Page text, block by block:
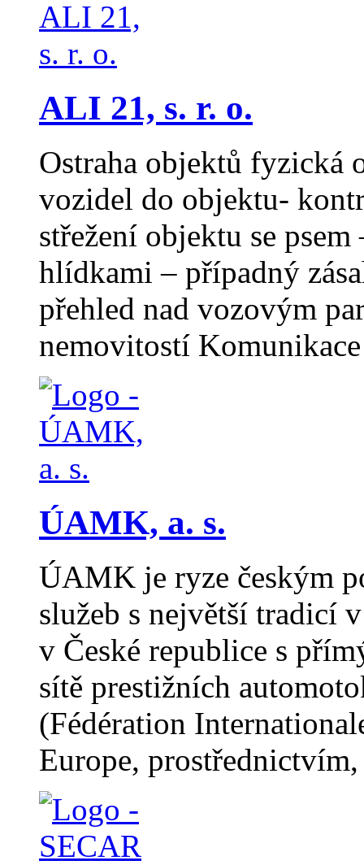
ALI 21, s. r. o.
Ostraha objektů fyzická
vozidel do objektu-
střežení objektu se
hlídkami – případný
přehled nad vozovým
nemovitostí
ÚAMK, a. s.
ÚAMK je ryze českým
služeb s největší tradicí
v České republice s
sítě prestižních
(Fédération
Europe,